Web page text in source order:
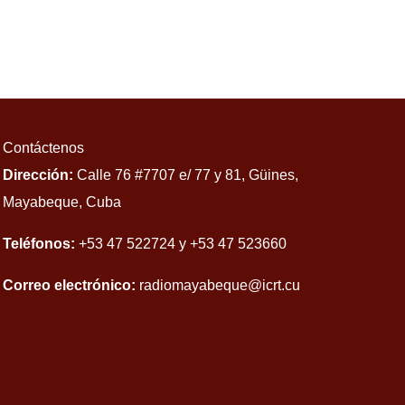
Contáctenos
Dirección: Calle 76 #7707 e/ 77 y 81, Güines,
Mayabeque, Cuba
Teléfonos: +53 47 522724 y +53 47 523660
Correo electrónico: radiomayabeque@icrt.cu